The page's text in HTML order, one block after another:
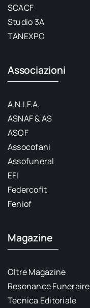
SCACF
Studio 3A
TANEXPO
Associazioni
A.N.I.F.A.
ASNAF & AS
ASOF
Assocofani
Assofuneral
EFI
Federcofit
Feniof
Magazine
Oltre Magazine
Resonance Funeraire
Tecnica Editoriale